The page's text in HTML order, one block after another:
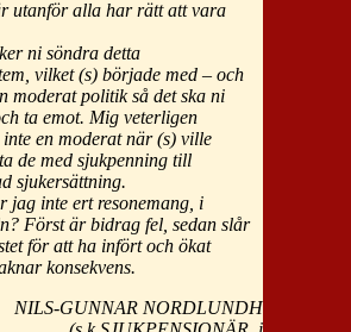
utanför alla har rätt att vara
ni söndra detta
vilket (s) började med – och
moderat politik så det ska ni
ta emot. Mig veterligen
inte en moderat när (s) ville
de med sjukpenning till
sjukersättning.
jag inte ert resonemang, i
Först är bidrag fel, sedan slår
för att ha infört och ökat
konsekvens.
NILS-GUNNAR NORDLUNDH